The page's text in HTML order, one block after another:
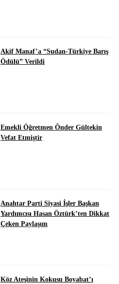
Akif Manaf’a “Sudan-Türkiye Barış
Ödülü” Verildi
Emekli Öğretmen Ônder Gültekin
Vefat Etmiştir
Anahtar Parti Siyasi İşler Başkan
Yardımcısı Hasan Öztürk’ten Dikkat
Çeken Paylaşım
Köz Ateşinin Kokusu Boyabat’ı